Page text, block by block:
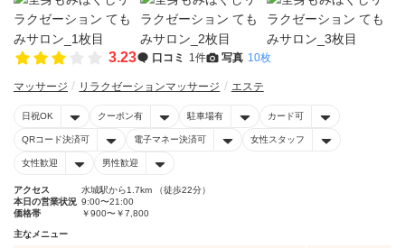
3.23 口コミ 1件 写真 10枚
マッサージ リラクゼーションマッサージ エステ
日祝OK クーポン有 駐車場有 カード可
QRコード決済可 電子マネー決済可 女性スタッフ
女性歓迎 男性歓迎
アクセス
水城駅から1.7km （徒歩22分）
本日の営業状況 9:00〜21:00
価格帯
￥900〜￥7,800
主なメニュー